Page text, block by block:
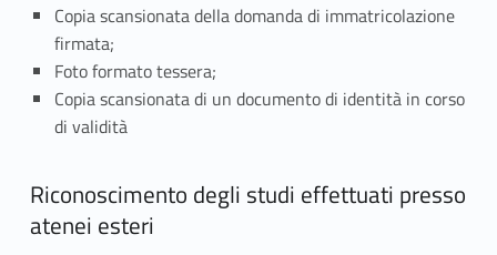
Copia scansionata della domanda di immatricolazione
firmata;
Foto formato tessera;
Copia scansionata di un documento di identità in corso
di validità
Riconoscimento degli studi effettuati presso
atenei esteri